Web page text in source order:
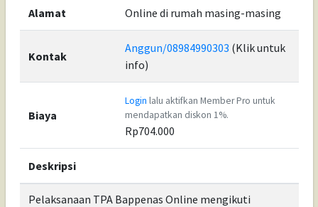
Alamat Online di rumah masing-masing
Kontak
Anggun/08984990303 (Klik untuk
info)
Biaya
Login lalu aktifkan Member Pro untuk
mendapatkan diskon 1%.
Rp704.000
Deskripsi
Pelaksanaan TPA Bappenas Online mengikuti